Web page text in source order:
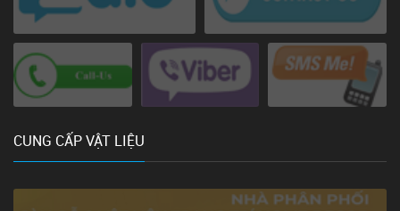
CUNG CẤP VẬT LIỆU